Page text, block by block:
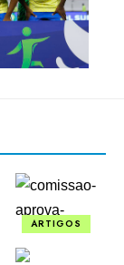
ARTIGOS